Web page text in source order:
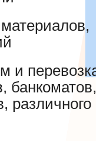
и
банкоматов,
различного